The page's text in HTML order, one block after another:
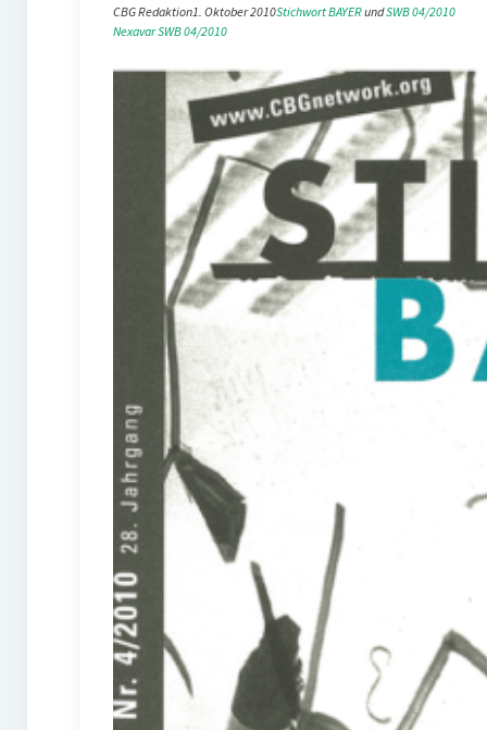
CBG Redaktion1. Oktober 2010Stichwort BAYER und SWB 04/2010
NexavarSWB 04/2010